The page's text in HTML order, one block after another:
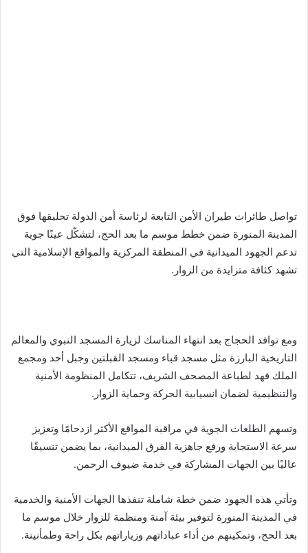
تواصل طائرات طيران الأمن التابعة لرئاسة أمن الدولة تحليقها فوق
المدينة المنورة ضمن خطط موسم ما بعد الحج، لتشكّل عينًا جوية
تدعم الجهود الميدانية في المنطقة المركزية والمواقع الإسلامية التي
تشهد كثافة متزايدة من الزوار.
ومع توافد الحجاج بعد انتهاء المناسك لزيارة المسجد النبوي والمعالم
التاريخية البارزة مثل مسجد قباء ومسجد القبلتين وجبل أحد ومجمع
الملك فهد لطباعة المصحف الشريف، تتكامل المنظومة الأمنية
والتنظيمية لضمان انسيابية الحركة وحماية الزوار.
وتسهم الطلعات الجوية في مراقبة المواقع الأكثر ازدحامًا وتعزيز
سرعة الاستجابة ورفع جاهزية الفرق الميدانية، بما يضمن تنسيقًا
عاليًا بين الجهات المشاركة في خدمة ضيوف الرحمن.
وتأتي هذه الجهود ضمن خطة شاملة تنفذها الجهات الأمنية والخدمية
في المدينة المنورة لتوفير بيئة آمنة ومنظمة للزوار خلال موسم ما
بعد الحج، وتمكينهم من أداء عباداتهم وزياراتهم بكل راحة وطمأنينة.